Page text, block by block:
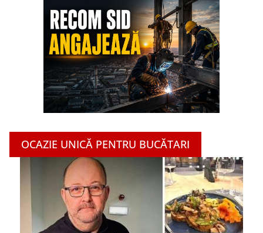
OCAZIE UNICĂ PENTRU BUCĂTARI